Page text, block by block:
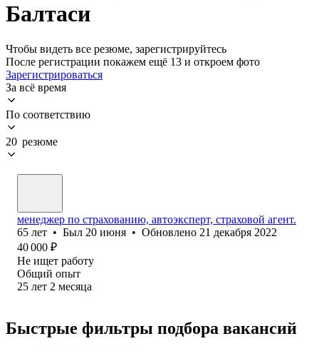
Балтаси
Чтобы видеть все резюме, зарегистрируйтесь
После регистрации покажем ещё 13 и откроем фото
Зарегистрироваться
За всё время
По соответствию
20 резюме
менеджер по страхованию, автоэксперт, страховой агент.
65 лет • Был 20 июня • Обновлено 21 декабря 2022
40 000 ₽
Не ищет работу
Общий опыт
25 лет 2 месяца
Быстрые фильтры подбора вакансий